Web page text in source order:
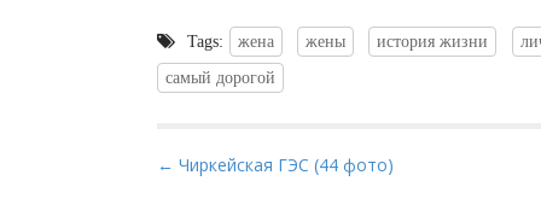
Tags: жена жены история жизни
самый дорогой
P
← Чиркейская ГЭС (44 фото)